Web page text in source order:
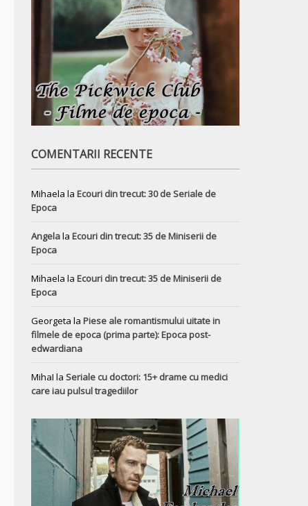
COMENTARII RECENTE
Mihaela la Ecouri din trecut: 30 de Seriale de
Epoca
Angelala Ecouri din trecut: 35 de Miniserii de
Epoca
Mihaela la Ecouri din trecut: 35 de Miniserii de
Epoca
Georgeta la Piese ale romantismului uitate in
filmele de epoca (prima parte): Epoca post-
edwardiana
MihaI la Seriale cu doctori: 15+ drame cu medici
care iau pulsul tragediilor